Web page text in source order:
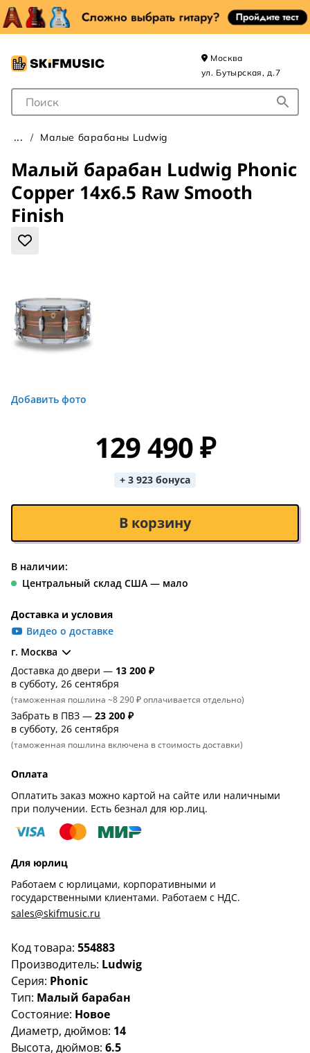
Поле для Поиска
Москва
ул. Бутырская, д.7
Малые барабаны Ludwig
Малый барабан Ludwig Phonic
Copper 14x6.5 Raw Smooth
Finish
Добавить фото
Код товара: 554883
Производитель: Ludwig
Серия: Phonic
Тип: Малый барабан
Состояние: Новое
Диаметр, дюймов: 14
Высота, дюймов: 6.5
129 490 ₽
+ 3 923 бонуса
В корзину
В наличии:
Центральный склад США — мало
Доставка и условия
Видео о доставке
г. Москва
Доставка до двери — 13 200 ₽
в субботу, 26 сентября
(таможенная пошлина ~8 290 ₽ оплачивается отдельно)
Забрать в ПВЗ — 23 200 ₽
в субботу, 26 сентября
(таможенная пошлина включена в стоимость доставки)
Оплата
Оплатить заказ можно картой на сайте или наличными
при получении. Есть безнал для юр.лиц.
Для юрлиц
Работаем с юрлицами, корпоративными и
государственными клиентами. Работаем с НДС.
sales@skifmusic.ru